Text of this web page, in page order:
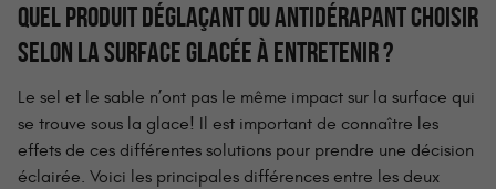
QUEL PRODUIT DÉGLAÇANT OU ANTIDÉRAPANT CHOISIR
SELON LA SURFACE GLACÉE À ENTRETENIR ?
Le sel et le sable n’ont pas le même impact sur la surface qui
se trouve sous la glace! Il est important de connaître les
effets de ces différentes solutions pour prendre une décision
éclairée. Voici les principales différences entre les deux